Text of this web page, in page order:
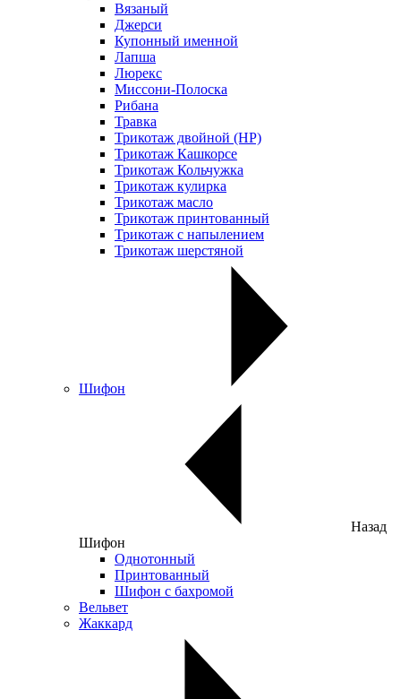
Вязаный
Джерси
Купонный именной
Лапша
Люрекс
Миссони-Полоска
Рибана
Травка
Трикотаж двойной (НР)
Трикотаж Кашкорсе
Трикотаж Кольчужка
Трикотаж кулирка
Трикотаж масло
Трикотаж принтованный
Трикотаж с напылением
Трикотаж шерстяной
Шифон
Назад
Шифон
Однотонный
Принтованный
Шифон с бахромой
Вельвет
Жаккард